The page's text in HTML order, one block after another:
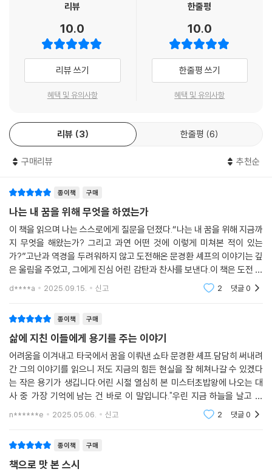
워서 극복하면 오히려 자신감을 얻는다. 열등감을 평생 끌어안고 살 것인
지, 이겨내고 새로운 기회를 얻어 성장할 것인지는 자신의 선택이다.
열등감이 생길 때는 자기 부족함을 직면할 용기가 필요하다. 솔직하게 부
족한 부분을 인정하고 받아들이면 무엇을 어떻게 해야 할지 방법이 보인
--- pp.97-99 「열등감 아웃」중에서
나는 카운터 스시 식당을 운영한다. 모든 순간이 생생한 라이브다. 주방에
서 스시를 만들지 않고 카운터에서 손님의 얼굴을 보고 대화를 하며 스시
다.
카운터 스시 셰프는 손님의 반응을 3초 안에 알 수 있다. 맛의 결과를 눈으
로 본다. 매력적인 일이다. 다른 음식과 차이점이다. 세상에 이런 일이 또
있을까 싶다. 농사를 지어도 추수할 때까지 기다려야 하고 사업을 해도 수
익이 날 때까지 짧게는 몇 달, 길게는 몇 년을 기다려야 한다.
즉석에서 만든 스시는 몇 초 안에 손님 입에서 승부가 난다. 일의 성패를 바
로 알 수 있다. 손님이 느끼기에 오마카세의 공간은 현실과 분리된 여유로
주어야 한다.
스시의 맛을 결정하는 것은 밸런스다. 생선과 밥, 간장과 소금 등의 비율이
중요하다. 타이쇼는 한 입에 들어가는 밥 양과 네타를 가장 좋은 비율로 맞
춰 맛을 낸다. 스시의 맛과 식감에 결정적인 영향을 주는 요소다. 스시를 가
장 맛있게 먹는 방법은 세 가지다. 타이쇼가 스시를 내줄 때 바로 먹는 것,
자기가 먹을 수 있는 만큼만 먹는 것, 그리고 셰프가 추천하는 대로 즐기는
--- p.196-197 「스시를 맛있게 먹는 법」중에서
유롭고 우아한 일상과는 거리가 멀다.
프로의 루틴을 지키며 산다. 매일 일어나자마자 거울을 보고 머리카락을
민다. ‘오늘도 잘 해 보자’는 힘찬 기합을 넣고, 신선한 생선을 직접 고르기
위해 새벽 시장으로 간다. ‘요리는 섬김이다’는 철학으로 진심을 담아 스시
를 쥔다.
요리사의 혼이 깃든 한 점 예술이다
스시는 작은 우주를 담은 음식이다. 장갑을 끼지 않고 맨손으로 만든다. 셰
에 스며든다고 믿는다. 셰프의 긍정적인 에너지가 들어가야 맛있는 스시를
음으로 스시를 만든다. 스시는 요리사의 혼이 깃든 예술 한 점이다.
오마카세는 오감으로 즐기는 음식
특급 요리사의 육감六感,과 행복 페이
오마카세는 오감으로 즐기는 거의 유일한 음식이다. 시각과 청각, 후각과
맡기는 것처럼 보이지만 사실은 손님을 위한 맞춤 요리다.
감은 일류 요리사의 오감에 한 가지를 더한 것이다. ‘다시 오고 싶은 마음,
여운과 행복감’을 준다. 그 곳에 가면 행복해진다는 믿음이 있다. 맛의 차이
가 아니라 가치의 차이다. 즉, ‘행복 페이’를 낼 수 있는 곳이 다. 특급 요리
사의 경지에 오르기 위해 오늘도 초심을 잃지 않고 한 걸음씩 정진하고 있
다.
업생이었습니다. 하지만 ‘도쿄의 스시 셰프가 되겠다’는 그의 눈빛만은 누
구 보다 진심이었습니다. 불가능해 보이는 꿈이었지만 그는 해냈습니다.
의 노력과 열정이 담겨 있습니다. 이 책이 독자 여러분의 꿈을 향한 도전에
작은 희망이 되길 바랍니다.
- 안효주 (전 ‘스시 효’ 대표)
리뷰
10.0
리뷰 쓰기
혜택 및 유의사항
한줄평
10.0
한줄평 쓰기
혜택 및 유의사항
리뷰 3 한줄평 6
구매리뷰 추천순
종이책 구매
나는 내 꿈을 위해 무엇을 하였는가
이 책을 읽으며 나는 스스로에게 질문을 던졌다.“나는 내 꿈을 위해 지금까
지 무엇을 해왔는가? 그리고 과연 어떤 것에 이렇게 미쳐본 적이 있는
가?”고난과 역경을 두려워하지 않고 도전해온 문경환 셰프의 이야기는 깊
은 울림을 주었고, 그에게 진심 어린 감탄과 찬사를 보낸다.이 책은 도전 앞
에서 주저하는 많은 이들에게 용기와 힘을 북돋워 줄 것이라 확신하며, 나
d****a 2025.09.15. 신고 2 댓글0
종이책 구매
삶에 지친 이들에게 용기를 주는 이야기
어려움을 이겨내고 타국에서 꿈을 이뤄낸 쇼타 문경환 셰프.담담히 써내려
간 그의 이야기를 읽으니 저도 지금의 힘든 현실을 잘 헤쳐나갈 수 있겠다
는 작은 용기가 생깁니다.어린 시절 열심히 본 미스터초밥왕에 나오는 대
사 중 가장 기억에 남는 건 바로 이 말입니다."우린 지금 하늘을 날고 있
어!"주인공 쇼타의 초밥을 먹은 사람들처럼문셰프의 초밥을 맛본다면 과
n******e 2025.05.06. 신고 2 댓글0
종이책 구매
책으로 맛 본 스시